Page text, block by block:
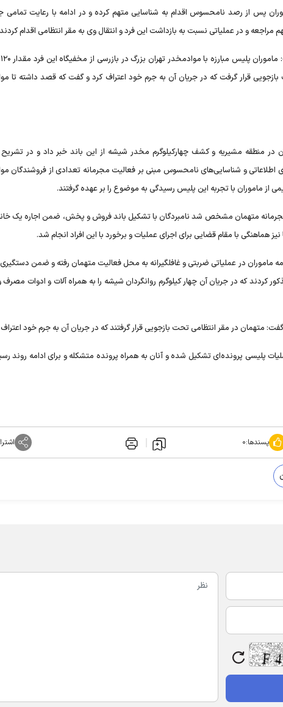
پس از رصد نامحسوس اقدام به شناسایی متهم کرده و در ادامه با رعایت تمامی
و در عملیاتی نسبت به بازداشت این فرد و انتقال وی به مقر انتظامی اقدام
قرار گرفت که در جریان آن به جرم خود اعتراف کرد و گفت که قصد داشته تا
در منطقه مشیریه و کشف چهارکیلوگرم مخدر شیشه از این باند خبر داد و در
و شناسایی‌های نامحسوس مبنی بر فعالیت مجرمانه تعدادی از فروشندگان
از ماموران با تجربه این پلیس رسیدگی به موضوع را بر عهده گرفتند.
متهمان مشخص شد نامبردگان با تشکیل باند فروش و پخش، ضمن اجاره یک
هماهنگی با مقام قضایی برای اجرای عملیات و برخورد با این افراد انجام شد.
ماموران در عملیاتی ضربتی و غافلگیرانه به محل فعالیت متهمان رفته و ضمن
کردند که در جریان آن چهار کیلوگرم روانگردان شیشه را به همراه آلات و ادوات
متهمان در مقر انتظامی تحت بازجویی قرار گرفتند که در جریان آن به جرم خود
پلیسی پرونده‌ای تشکیل شده و آنان به همراه پرونده متشکله و برای ادامه روند
پسندها:۰